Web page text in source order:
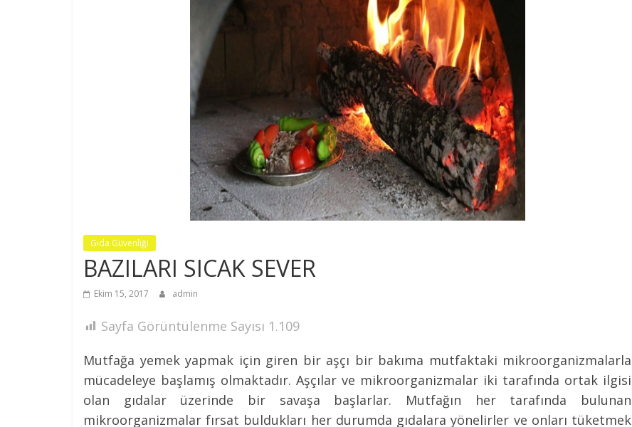
Gıda Güvenliği
BAZILARI SICAK SEVER
Ekim 15, 2017 admin
Sayfa Görüntülenme Sayısı 1.109
Mutfağa yemek yapmak için giren bir aşçı bir bakıma mutfaktaki mikroorganizmalarla
mücadeleye başlamış olmaktadır. Aşçılar ve mikroorganizmalar iki tarafında ortak ilgisi
olan gıdalar üzerinde bir savaşa başlarlar. Mutfağın her tarafında bulunan
mikroorganizmalar fırsat buldukları her durumda gıdalara yönelirler ve onları tüketmek